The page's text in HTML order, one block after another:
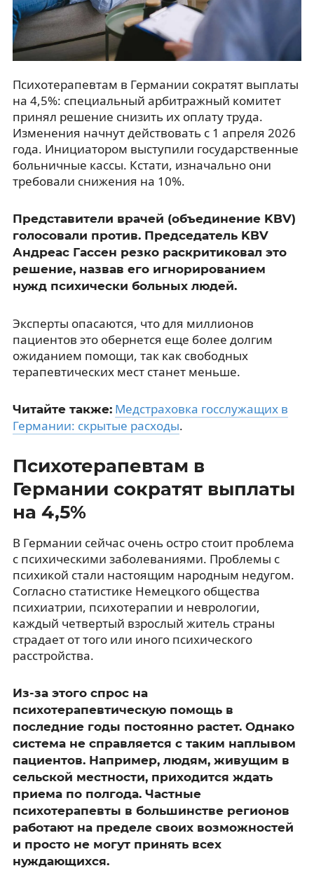
Психотерапевтам в Германии сократят выплаты
на 4,5%: специальный арбитражный комитет
принял решение снизить их оплату труда.
Изменения начнут действовать с 1 апреля 2026
года. Инициатором выступили государственные
больничные кассы. Кстати, изначально они
требовали снижения на 10%.
Представители врачей (объединение KBV)
голосовали против. Председатель KBV
Андреас Гассен резко раскритиковал это
решение, назвав его игнорированием
нужд психически больных людей.
Эксперты опасаются, что для миллионов
пациентов это обернется еще более долгим
ожиданием помощи, так как свободных
терапевтических мест станет меньше.
Читайте также: Медстраховка госслужащих в
Германии: скрытые расходы.
Психотерапевтам в
Германии сократят выплаты
на 4,5%
В Германии сейчас очень остро стоит проблема
с психическими заболеваниями. Проблемы с
психикой стали настоящим народным недугом.
Согласно статистике Немецкого общества
психиатрии, психотерапии и неврологии,
каждый четвертый взрослый житель страны
страдает от того или иного психического
расстройства.
Из-за этого спрос на
психотерапевтическую помощь в
последние годы постоянно растет. Однако
система не справляется с таким наплывом
пациентов. Например, людям, живущим в
сельской местности, приходится ждать
приема по полгода. Частные
психотерапевты в большинстве регионов
работают на пределе своих возможностей
и просто не могут принять всех
нуждающихся.